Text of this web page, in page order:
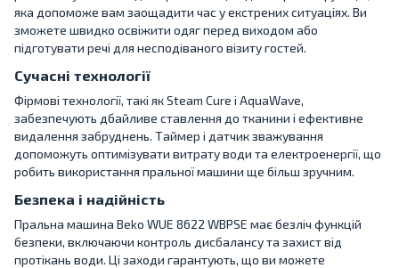
яка допоможе вам заощадити час у екстрених ситуаціях. Ви
зможете швидко освіжити одяг перед виходом або
підготувати речі для несподіваного візиту гостей.
Сучасні технології
Фірмові технології, такі як Steam Cure і AquaWave,
забезпечують дбайливе ставлення до тканини і ефективне
видалення забруднень. Таймер і датчик зважування
допоможуть оптимізувати витрату води та електроенергії, що
робить використання пральної машини ще більш зручним.
Безпека і надійність
Пральна машина Beko WUE 8622 WBPSE має безліч функцій
безпеки, включаючи контроль дисбалансу та захист від
протікань води. Ці заходи гарантують, що ви можете